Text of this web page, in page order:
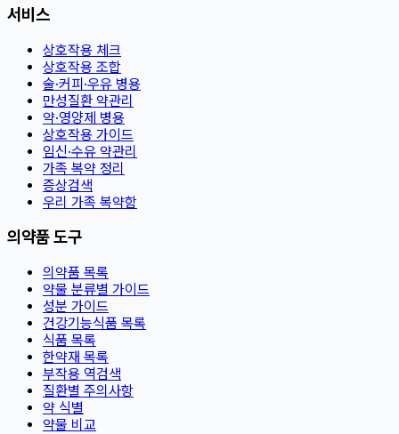
서비스
상호작용 체크
상호작용 조합
술·커피·우유 병용
만성질환 약관리
약·영양제 병용
상호작용 가이드
임신·수유 약관리
가족 복약 정리
증상검색
우리 가족 복약함
의약품 도구
의약품 목록
약물 분류별 가이드
성분 가이드
건강기능식품 목록
식품 목록
한약재 목록
부작용 역검색
질환별 주의사항
약 식별
약물 비교